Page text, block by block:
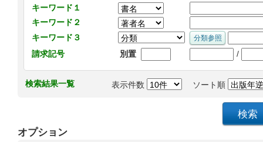
キーワード１
キーワード２
キーワード３
請求記号
別置 /
検索結果一覧 表示件数 ソート順
オプション